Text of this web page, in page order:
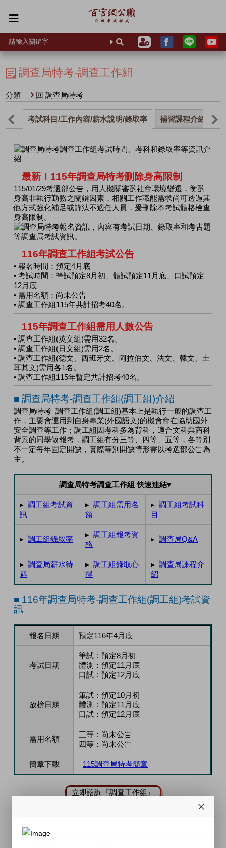
調查局特考-調查工作組
分類 回 調查局特考
考試科目/工作內容/薪水說明/錄取率 補習課程介紹
最新！115年調查局特考刪除身高限制
115/01/29考選部公告，用人機關審酌社會環境變遷，衡酌
身高非執行勤務之關鍵因素，相關工作職能需求尚可透過其
他方式強化補足或篩汰不適任人員，爰刪除本考試體格檢查
身高限制。
116年調查工作組考試公告
• 報名時間：預定4月底
• 考試時間：筆試預定8月初、體試預定11月底、口試預定
12月底
• 需用名額：尚未公告
• 調查工作組115年共計招考40名。
115年調查工作組需用人數公告
• 調查工作組(英文組)需用32名。
• 調查工作組(日文組)需用2名。
• 調查工作組(德文、西班牙文、阿拉伯文、法文、韓文、土
耳其文)需用各1名。
• 調查工作組115年暫定共計招考40名。
■ 調查局特考-調查工作組(調工組)介紹
調查局特考_調查工作組(調工組)基本上是執行一般的調查工
作，主要會運用到自身專業(外國語文)的機會會在協助國外
安全調查等工作；調工組因考科多為背科，適合文科與商科
背景的同學做報考，調工組有分三等、四等、五等，各等別
不一定每年固定開缺，實際等別開缺情形需以考選部公告為
主。
調查局特考調查工作組 快速連結▾
▸ 調工組考試資
訊
▸ 調工組需用名
額
▸ 調工組考試科
目
▸ 調工組錄取率
▸ 調工組報考資
格
▸ 調查局Q&A
▸ 調查局薪水待
遇
▸ 調工組錄取心
得
▸ 調查局課程介
紹
■ 116年調查局特考-調查工作組(調工組)考試資
訊
報名日期 預定116年4月底
考試日期
筆試：預定8月初
體測：預定11月底
口試：預定12月底
放榜日期
筆試：預定10月初
體測：預定11月底
口試：預定12月底
需用名額
三等：尚未公告
四等：尚未公告
簡章下載 115調查局特考簡章
立即諮詢『調查工作組』
■ 115年調查局特考-調查工作組(調工組)考試資